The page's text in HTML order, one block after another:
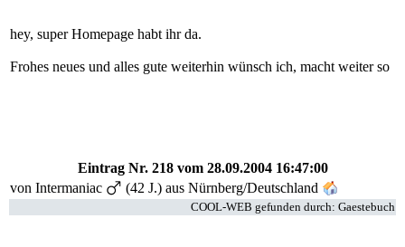
hey, super Homepage habt ihr da.
Frohes neues und alles gute weiterhin wünsch ich, macht weiter so
Eintrag Nr. 218vom 28.09.2004 16:47:00
von Intermaniac
(42 J.) aus Nürnberg/Deutschland
COOL-WEB gefunden durch: Gaestebuch